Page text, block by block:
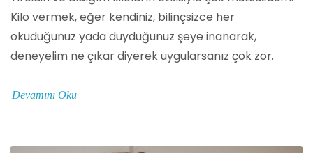
Kilo vermek, eğer kendiniz, bilinçsizce her
okuduğunuz yada duyduğunuz şeye inanarak,
deneyelim ne çıkar diyerek uygularsanız çok zor.
Devamını Oku